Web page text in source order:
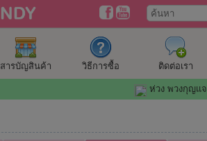
สารบัญสินค้า วิธีการซื้อ ติดต่อเรา
ห่วง พวงกุญแ